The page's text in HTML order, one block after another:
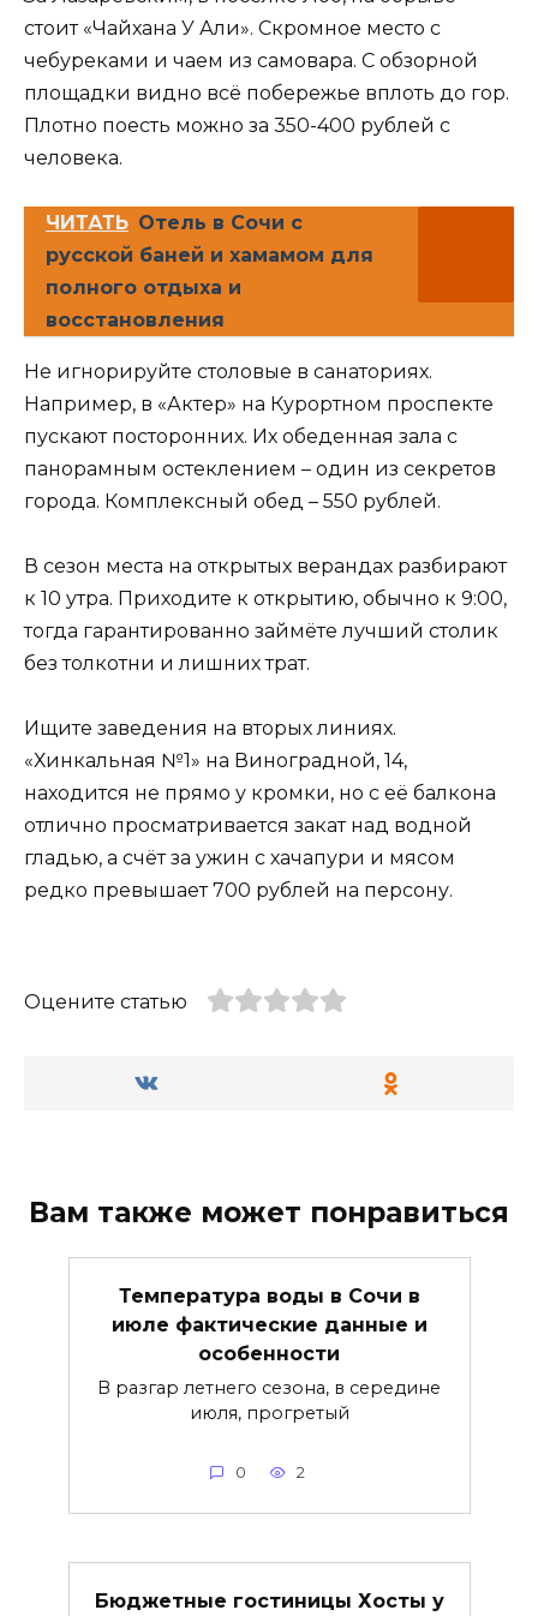
стоит «Чайхана У Али». Скромное место с
чебуреками и чаем из самовара. С обзорной
площадки видно всё побережье вплоть до гор.
Плотно поесть можно за 350-400 рублей с
человека.
ЧИТАТЬ Отель в Сочи с
русской баней и хамамом для
полного отдыха и
восстановления
Не игнорируйте столовые в санаториях.
Например, в «Актер» на Курортном проспекте
пускают посторонних. Их обеденная зала с
панорамным остеклением – один из секретов
города. Комплексный обед – 550 рублей.
В сезон места на открытых верандах разбирают
к 10 утра. Приходите к открытию, обычно к 9:00,
тогда гарантированно займёте лучший столик
без толкотни и лишних трат.
Ищите заведения на вторых линиях.
«Хинкальная №1» на Виноградной, 14,
находится не прямо у кромки, но с её балкона
отлично просматривается закат над водной
гладью, а счёт за ужин с хачапури и мясом
редко превышает 700 рублей на персону.
Оцените статью
Вам также может понравиться
Температура воды в Сочи в
июле фактические данные и
особенности
В разгар летнего сезона, в середине
июля, прогретый
0 2
Бюджетные гостиницы Хосты у